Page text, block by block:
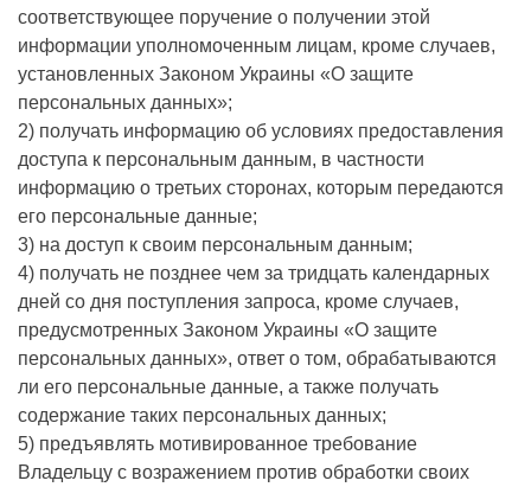
соответствующее поручение о получении этой
информации уполномоченным лицам, кроме случаев,
установленных Законом Украины «О защите
персональных данных»;
2) получать информацию об условиях предоставления
доступа к персональным данным, в частности
информацию о третьих сторонах, которым передаются
его персональные данные;
3) на доступ к своим персональным данным;
4) получать не позднее чем за тридцать календарных
дней со дня поступления запроса, кроме случаев,
предусмотренных Законом Украины «О защите
персональных данных», ответ о том, обрабатываются
ли его персональные данные, а также получать
содержание таких персональных данных;
5) предъявлять мотивированное требование
Владельцу с возражением против обработки своих